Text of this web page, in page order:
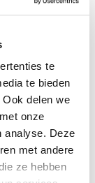
te
te bieden
delen we
onze
analyse. Deze
met andere
ze hebben
le cadre. Cela
puissant pack
150 km, selon
rend le vélo
longues sorties
la batterie est